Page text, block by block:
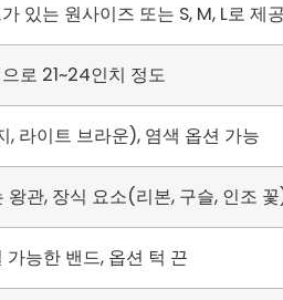
있는 원사이즈 또는 S, M, L로 제공
로 21~24인치 정도
, 라이트 브라운), 염색 옵션 가능
왕관, 장식 요소(리본, 구슬, 인조
가능한 밴드, 옵션 턱 끈